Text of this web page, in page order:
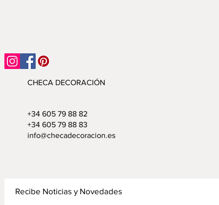
CHECA DECORACIÓN
+34 605 79 88 82
+34 605 79 88 83
info@checadecoracion.es
Recibe Noticias y Novedades